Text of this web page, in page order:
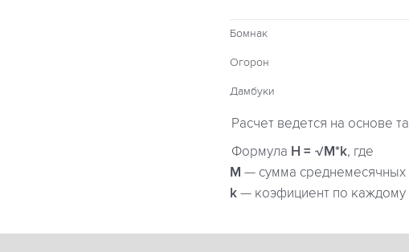
Бомнак
Огорон
Дамбуки
Расчет ведется на основе
Формула H = √M*k, где
М — сумма среднемесячных
k — коэфициент по каждому